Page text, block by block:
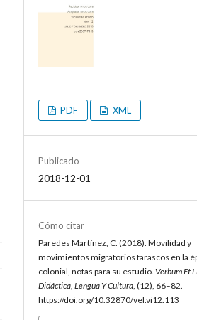
PDF XML
Publicado
2018-12-01
Cómo citar
Paredes Martínez, C. (2018). Movilidad y
movimientos migratorios tarascos en la
colonial, notas para su estudio. Verbum Et
Didáctica, Lengua Y Cultura, (12), 66–82.
https://doi.org/10.32870/vel.vi12.113